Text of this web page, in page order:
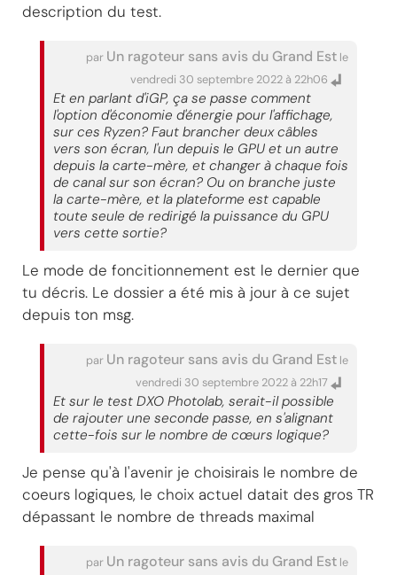
description du test.
par Un ragoteur sans avis du Grand Est le
vendredi 30 septembre 2022 à 22h06
Et en parlant d'iGP, ça se passe comment
l'option d'économie d'énergie pour l'affichage,
sur ces Ryzen? Faut brancher deux câbles
vers son écran, l'un depuis le GPU et un autre
depuis la carte-mère, et changer à chaque fois
de canal sur son écran? Ou on branche juste
la carte-mère, et la plateforme est capable
toute seule de redirigé la puissance du GPU
vers cette sortie?
Le mode de foncitionnement est le dernier que
tu décris. Le dossier a été mis à jour à ce sujet
depuis ton msg.
par Un ragoteur sans avis du Grand Est le
vendredi 30 septembre 2022 à 22h17
Et sur le test DXO Photolab, serait-il possible
de rajouter une seconde passe, en s'alignant
cette-fois sur le nombre de cœurs logique?
Je pense qu'à l'avenir je choisirais le nombre de
coeurs logiques, le choix actuel datait des gros TR
dépassant le nombre de threads maximal
par Un ragoteur sans avis du Grand Est le